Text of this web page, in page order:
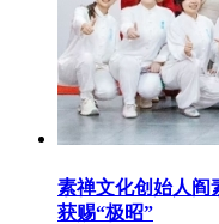
素禅文化创始人阎
获赐“极昭”